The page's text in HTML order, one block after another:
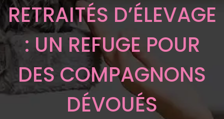
RETRAITÉS D’ÉLEVAGE
: UN REFUGE POUR
DES COMPAGNONS
DÉVOUÉS